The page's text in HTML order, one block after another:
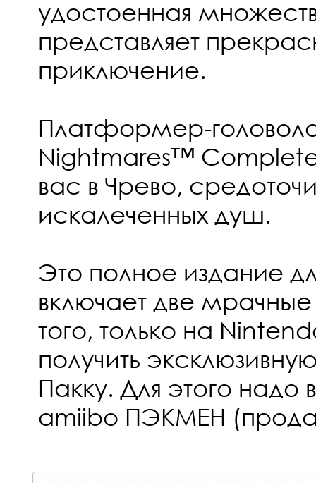
удостоенная
представляет
приключение.
Платформер-
Nightmares™
вас в Чрево,
искалеченных душ.
Это полное издание
включает две
того, только на
получить
Пакку. Для этого надо
amiibo ПЭКМЕН